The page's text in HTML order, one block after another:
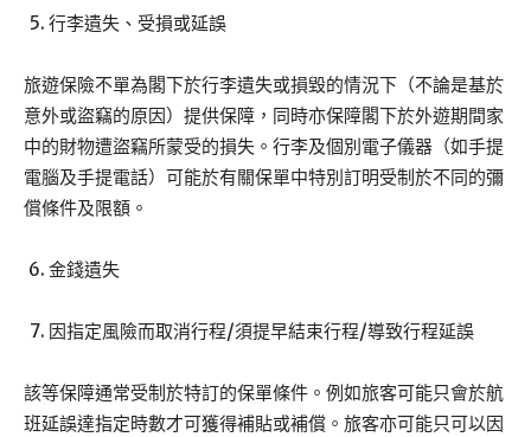
行李遺失、受損或延誤
旅遊保險不單為閣下於行李遺失或損毀的情況下（不論是基於
意外或盜竊的原因）提供保障，同時亦保障閣下於外遊期間家
中的財物遭盜竊所蒙受的損失。行李及個別電子儀器（如手提
電腦及手提電話）可能於有關保單中特別訂明受制於不同的彌
償條件及限額。
金錢遺失
因指定風險而取消行程/須提早結束行程/導致行程延誤
該等保障通常受制於特訂的保單條件。例如旅客可能只會於航
班延誤達指定時數才可獲得補貼或補償。旅客亦可能只可以因